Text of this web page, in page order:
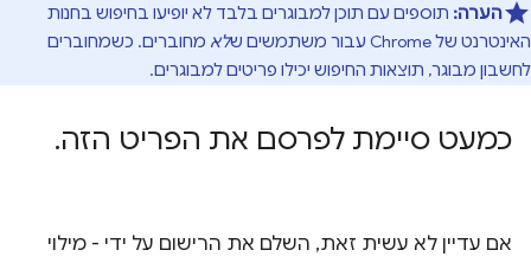
הערה: תוספים עם תוכן למבוגרים בלבד לא יופיעו בחיפוש בחנות
האינטרנט של Chrome עבור משתמשים ש
לא מחוברים. כשמחוברים
לחשבון מבוגר, תוצאות החיפוש יכילו פריטים למבוגרים.
כמעט סיימת לפרסם את הפריט הזה.
אם עדיין לא עשית זאת, השלם את הרישום על ידי - מילוי